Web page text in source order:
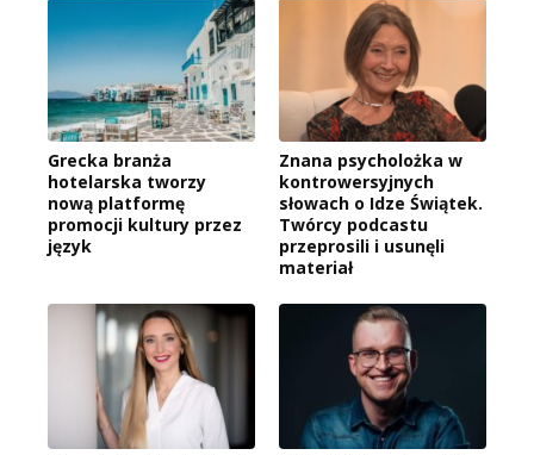
Grecka branża
hotelarska tworzy
nową platformę
promocji kultury przez
język
Znana psycholożka w
kontrowersyjnych
słowach o Idze Świątek.
Twórcy podcastu
przeprosili i usunęli
materiał